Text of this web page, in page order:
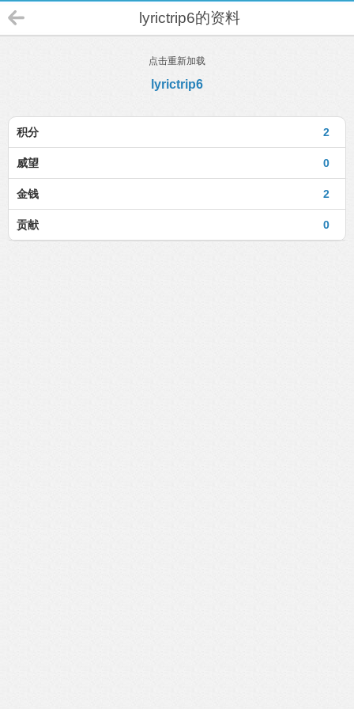
lyrictrip6的资料
点击重新加载
lyrictrip6
2
积分
0
威望
2
金钱
0
贡献